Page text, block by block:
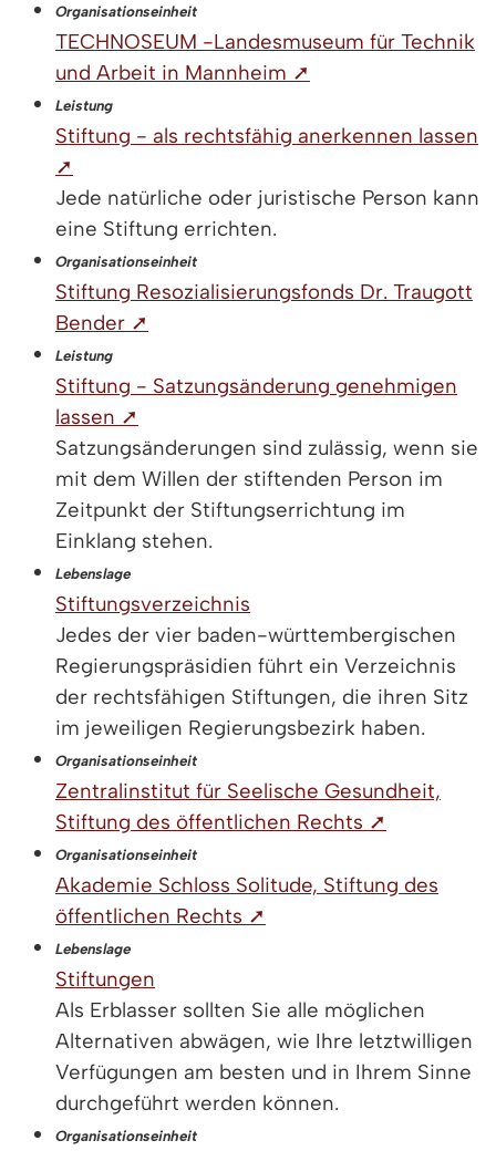
Organisationseinheit
TECHNOSEUM -Landesmuseum für Technik
und Arbeit in Mannheim ➚
Leistung
Stiftung - als rechtsfähig anerkennen lassen
➚
Jede natürliche oder juristische Person kann
eine Stiftung errichten.
Organisationseinheit
Stiftung Resozialisierungsfonds Dr. Traugott
Bender ➚
Leistung
Stiftung - Satzungsänderung genehmigen
lassen ➚
Satzungsänderungen sind zulässig, wenn sie
mit dem Willen der stiftenden Person im
Zeitpunkt der Stiftungserrichtung im
Einklang stehen.
Lebenslage
Stiftungsverzeichnis
Jedes der vier baden-württembergischen
Regierungspräsidien führt ein Verzeichnis
der rechtsfähigen Stiftungen, die ihren Sitz
im jeweiligen Regierungsbezirk haben.
Organisationseinheit
Zentralinstitut für Seelische Gesundheit,
Stiftung des öffentlichen Rechts ➚
Organisationseinheit
Akademie Schloss Solitude, Stiftung des
öffentlichen Rechts ➚
Lebenslage
Stiftungen
Als Erblasser sollten Sie alle möglichen
Alternativen abwägen, wie Ihre letztwilligen
Verfügungen am besten und in Ihrem Sinne
durchgeführt werden können.
Organisationseinheit